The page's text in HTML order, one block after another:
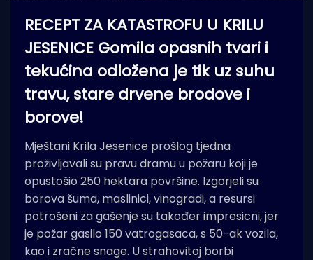
RECEPT ZA KATASTROFU U KRILU
JESENICE Gomila opasnih tvari i
tekućina odložena je tik uz suhu
travu, stare drvene brodove i
borove!
Mještani Krila Jesenice prošlog tjedna
proživljavali su pravu dramu u požaru koji je
opustošio 250 hektara površine. Izgorjeli su
borova šuma, maslinici, vinogradi, a resursi
potrošeni za gašenje su također impresicni, jer
je požar gasilo 150 vatrogasaca, s 50-ak vozila,
kao i zračne snage. U strahovitoj borbi